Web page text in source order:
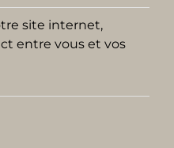
site internet,
entre vous et vos